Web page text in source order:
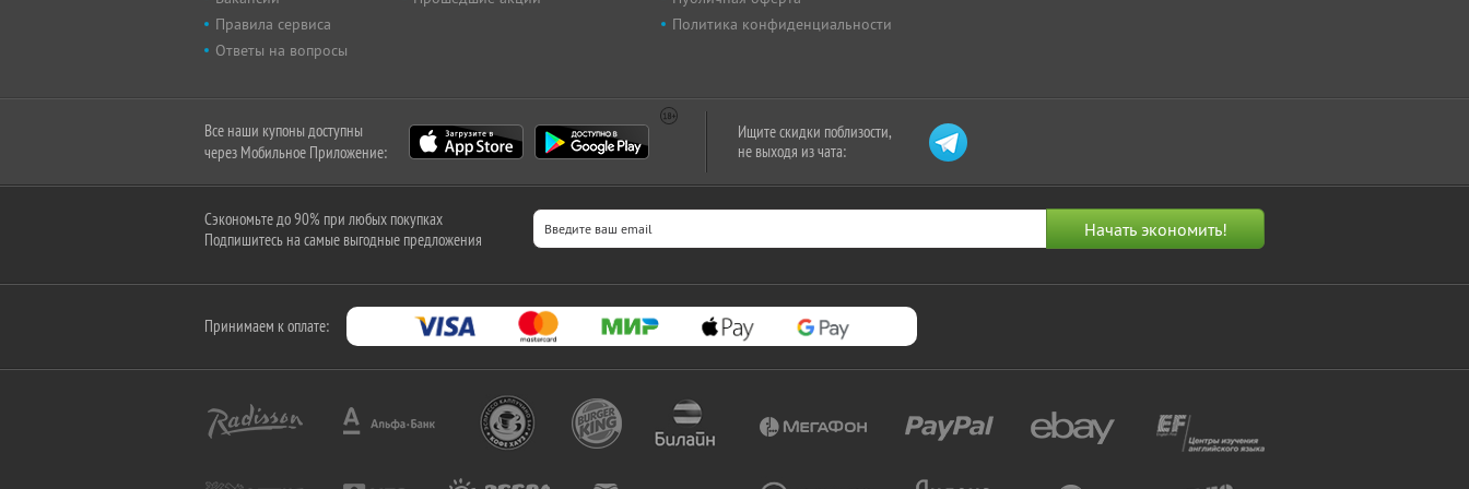
Правила сервиса
Ответы на вопросы
Политика конфиденциальности
Все наши купоны доступны
через Мобильное Приложение:
Ищите скидки поблизости,
не выходя из чата:
Сэкономьте до 90% при любых покупках
Подпишитесь на самые выгодные предложения
Принимаем к оплате: